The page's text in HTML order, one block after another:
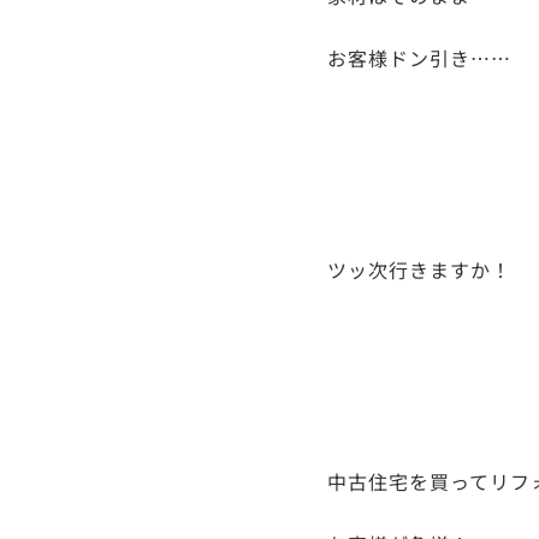
お客様ドン引き……
ツッ次行きますか！
中古住宅を買ってリフ